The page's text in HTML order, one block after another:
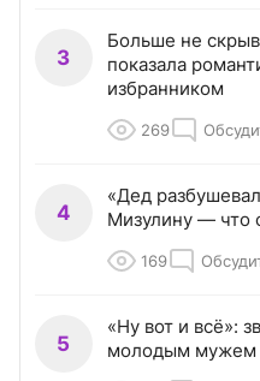
3
Больше не
показала
избранником
269
4
«Дед
Мизулину — что
169
5
«Ну вот и всё»:
молодым мужем